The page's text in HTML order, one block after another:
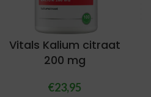
Vitals Kalium citraat
200 mg
€23,95